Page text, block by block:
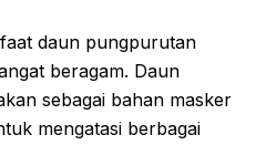
daun pungpurutan
beragam. Daun
sebagai bahan masker
mengatasi berbagai